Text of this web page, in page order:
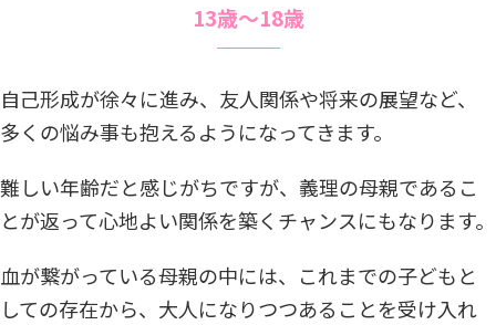
13歳〜18歳
自己形成が徐々に進み、友人関係や将来の展望など、
多くの悩み事も抱えるようになってきます。
難しい年齢だと感じがちですが、義理の母親であるこ
とが返って心地よい関係を築くチャンスにもなります。
血が繋がっている母親の中には、これまでの子どもと
しての存在から、大人になりつつあることを受け入れ